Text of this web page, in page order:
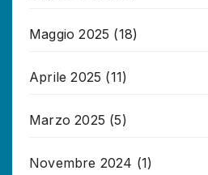
Maggio 2025 (18)
Aprile 2025 (11)
Marzo 2025 (5)
Novembre 2024 (1)